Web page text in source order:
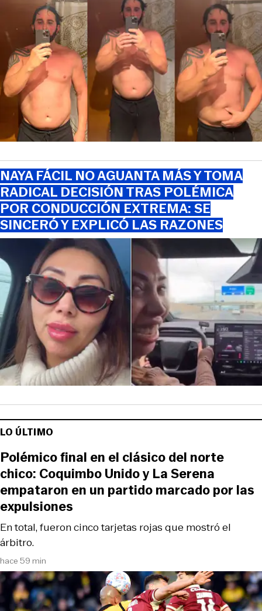
NAYA FÁCIL NO AGUANTA MÁS Y TOMA
RADICAL DECISIÓN TRAS POLÉMICA
POR CONDUCCIÓN EXTREMA: SE
SINCERÓ Y EXPLICÓ LAS RAZONES
LO ÚLTIMO
hace 59 min
En total, fueron cinco tarjetas rojas que mostró el
árbitro.
Polémico final en el clásico del norte
chico: Coquimbo Unido y La Serena
empataron en un partido marcado por las
expulsiones